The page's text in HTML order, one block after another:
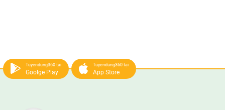
Tuyendung360 tại
Goolge Play
Tuyendung360 tại
App Store